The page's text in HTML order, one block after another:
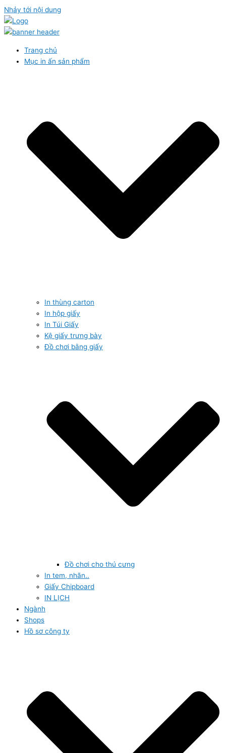
Nhảy tới nội dung
Trang chủ
Mục in ấn sản phẩm
In thùng carton
In hộp giấy
In Túi Giấy
Kệ giấy trưng bày
Đồ chơi bằng giấy
Đồ chơi cho thú cưng
In tem, nhãn..
Giấy Chipboard
IN LỊCH
Ngành
Shops
Hồ sơ công ty